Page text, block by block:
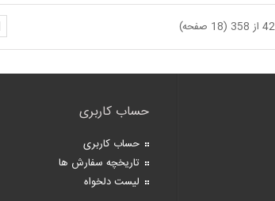
حساب کاربری
حساب کاربری
تاریخچه سفارش ها
لیست دلخواه